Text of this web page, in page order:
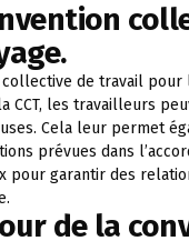
de travail pour
CCT, les travailleurs
Cela leur permet
prévues dans
pour garantir des
de la